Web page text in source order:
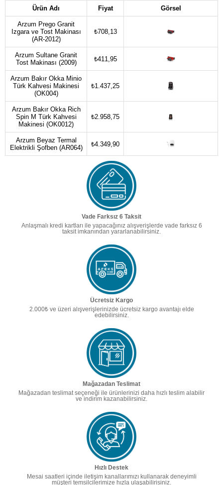
Ürün Adı Fiyat Görsel
Arzum Prego Granit
Izgara ve Tost Makinası
(AR-2012)
₺708,13
Arzum Sultane Granit
Tost Makinası (2009)
₺411,95
Arzum Bakır Okka Minio
Türk Kahvesi Makinesi
(OK004)
₺1.437,25
Arzum Bakır Okka Rich
Spin M Türk Kahvesi
Makinesi (OK0012)
₺2.958,75
Arzum Beyaz Termal
Elektrikli Şofben (AR064)
₺4.349,90
Vade Farksız 6 Taksit
Anlaşmalı kredi kartları ile yapacağınız alışverişlerde vade farksız 6
taksit imkanından yararlanabilirsiniz.
Ücretsiz Kargo
2.000₺ ve üzeri alışverişlerinizde ücretsiz kargo avantajı elde
edebilirsiniz.
Mağazadan Teslimat
Mağazadan teslimat seçeneği ile ürünlerinizi daha hızlı teslim alabilir
ve indirim kazanabilirsiniz.
Hızlı Destek
Mesai saatleri içinde iletişim kanallarımızı kullanarak deneyimli
müşteri temsilcilerimize hızla ulaşabilirisiniz.